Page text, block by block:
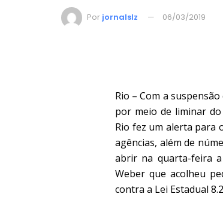
Por jornalslz 06/03/2019
Rio – Com a
por meio de liminar do
Rio fez um alerta para
agências, além de
abrir na quarta-feira
Weber que acolheu
contra a Lei Estadual